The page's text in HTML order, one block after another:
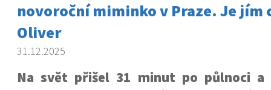
novoroční miminko v Praze. Je jím
Oliver
31.12.2025
Na svět přišel 31 minut po půlnoci a